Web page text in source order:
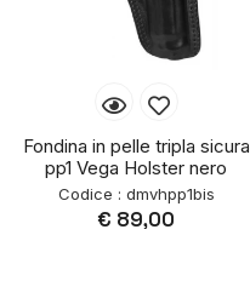
Fondina in pelle tripla sicura
pp1 Vega Holster nero
Codice : dmvhpp1bis
€ 89,00